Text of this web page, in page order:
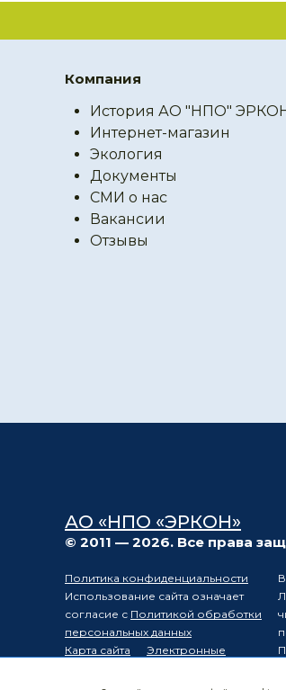
Компания
История АО "НПО"
Интернет-магазин
Экология
Документы
СМИ о нас
Вакансии
Отзывы
АО «НПО «ЭРКОН»
© 2011 — 2026. Все права
Политика конфиденциальности
Использование сайта означает
согласие с Политикой обработки
персональных данных
Карта сайта
Электронные